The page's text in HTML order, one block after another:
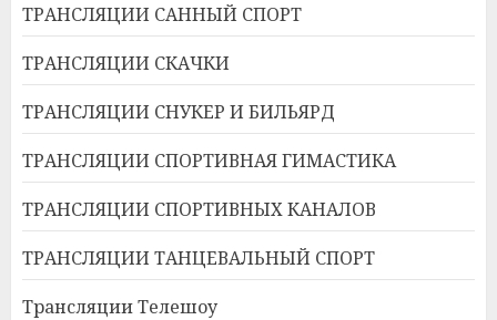
ТРАНСЛЯЦИИ САННЫЙ СПОРТ
ТРАНСЛЯЦИИ СКАЧКИ
ТРАНСЛЯЦИИ СНУКЕР И БИЛЬЯРД
ТРАНСЛЯЦИИ СПОРТИВНАЯ ГИМАСТИКА
ТРАНСЛЯЦИИ СПОРТИВНЫХ КАНАЛОВ
ТРАНСЛЯЦИИ ТАНЦЕВАЛЬНЫЙ СПОРТ
Трансляции Телешоу